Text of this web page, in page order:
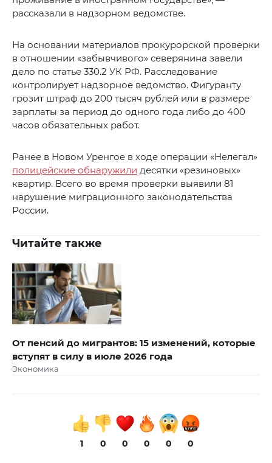
рассказали в надзорном ведомстве.
На основании материалов прокурорской проверки
в отношении «забывчивого» северянина завели
дело по статье 330.2 УК РФ. Расследование
контролирует надзорное ведомство. Фигуранту
грозит штраф до 200 тысяч рублей или в размере
зарплаты за период до одного года либо до 400
часов обязательных работ.
Ранее в Новом Уренгое в ходе операции «Нелегал»
полицейские обнаружили десятки «резиновых»
квартир. Всего во время проверки выявили 81
нарушение миграционного законодательства
России.
Читайте также
От пенсий до мигрантов: 15 изменений, которые
вступят в силу в июле 2026 года
Экономика
1 0 0 0 0 0